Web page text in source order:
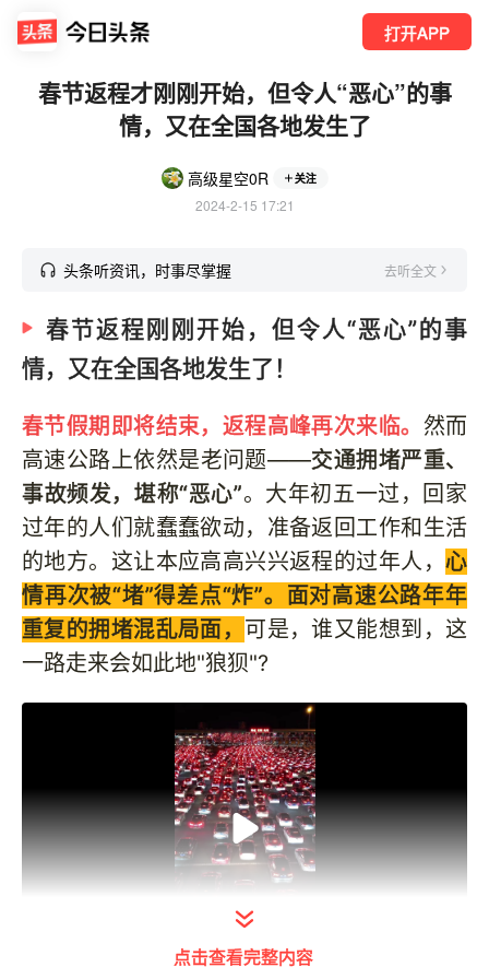
打开APP
春节返程才刚刚开始，但令人“恶心”的事
情，又在全国各地发生了
高级星空0R 关注
2024-2-15 17:21
头条听资讯，时事尽掌握 去听全文
春节返程刚刚开始，但令人“恶心”的事
情，又在全国各地发生了！
春节假期即将结束，返程高峰再次来临。 然而
高速公路上依然是老问题——交通拥堵严重、
事故频发，堪称“恶心”。大年初五一过，回家
过年的人们就蠢蠢欲动，准备返回工作和生活
的地方。这让本应高高兴兴返程的过年人， 心
情再次被“堵”得差点“炸”。面对高速公路年年
重复的拥堵混乱局面， 可是，谁又能想到，这
一路走来会如此地"狼狈"?
打开今日头条查看完整视频
点击查看完整内容